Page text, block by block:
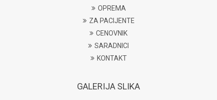
OPREMA
ZA PACIJENTE
CENOVNIK
SARADNICI
KONTAKT
GALERIJA SLIKA